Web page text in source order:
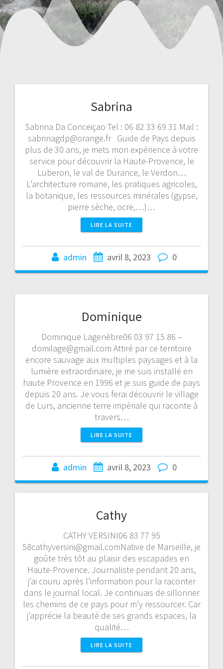
Sabrina
Sabrina Da Conceiçao Tel : 06 82 33 69 31 Mail :
sabrinagdp@orange.fr Guide de Pays depuis
plus de 30 ans, je mets mon expérience à votre
service pour découvrir la Haute-Provence, le
Luberon, le val de Durance, le Verdon…
L’architecture romane, les pratiques agricoles,
la botanique, les ressources minérales (gypse,
pierre sèche, ocre,…)…
LIRE LA SUITE
admin avril 8, 2023 0
Dominique
Dominique Lagenèbre06 03 97 15 86 –
domilage@gmail.com Attiré par ce territoire
encore sauvage aux multiples paysages et à la
lumière extraordinaire, je me suis installé en
haute Provence en 1996 et je suis guide de pays
depuis 20 ans. Je vous ferai découvrir le village
de Lurs, ancienne terre impériale qui raconte à
travers…
LIRE LA SUITE
admin avril 8, 2023 0
Cathy
CATHY VERSINI06 83 77 95
58cathyversini@gmail.comNative de Marseille, je
goûte très tôt au plaisir des escapades en
Haute-Provence. Journaliste pendant 20 ans,
j’ai couru après l’information pour la raconter
dans le journal local. Je continuais de sillonner
les chemins de ce pays pour m’y ressourcer. Car
j’apprécie la beauté de ses grands espaces, la
qualité…
LIRE LA SUITE